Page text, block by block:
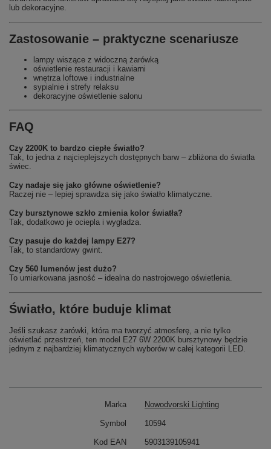
lub dekoracyjne.
Zastosowanie – praktyczne scenariusze
lampy wiszące z widoczną żarówką
oświetlenie restauracji i kawiarni
wnętrza loftowe i industrialne
sypialnie i strefy relaksu
dekoracyjne oświetlenie salonu
FAQ
Czy 2200K to bardzo ciepłe światło?
Tak, to jedna z najcieplejszych dostępnych barw – zbliżona do światła
świec.
Czy nadaje się jako główne oświetlenie?
Raczej nie – lepiej sprawdza się jako światło klimatyczne.
Czy bursztynowe szkło zmienia kolor światła?
Tak, dodatkowo je ociepla i wygładza.
Czy pasuje do każdej lampy E27?
Tak, to standardowy gwint.
Czy 560 lumenów jest dużo?
To umiarkowana jasność – idealna do nastrojowego oświetlenia.
Światło, które buduje klimat
Jeśli szukasz żarówki, która ma tworzyć atmosferę, a nie tylko
oświetlać przestrzeń, ten model E27 6W 2200K bursztynowy będzie
jednym z najbardziej klimatycznych wyborów w całej kategorii LED.
Marka Nowodvorski Lighting
Symbol 10594
Kod EAN 5903139105941